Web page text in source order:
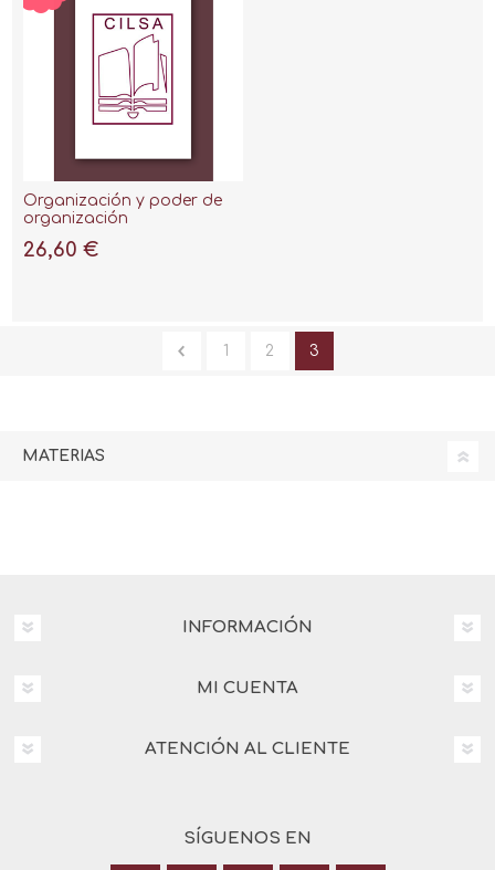
Organización y poder de
organización
26,60 €
1 2 3
MATERIAS
INFORMACIÓN
MI CUENTA
ATENCIÓN AL CLIENTE
SÍGUENOS EN